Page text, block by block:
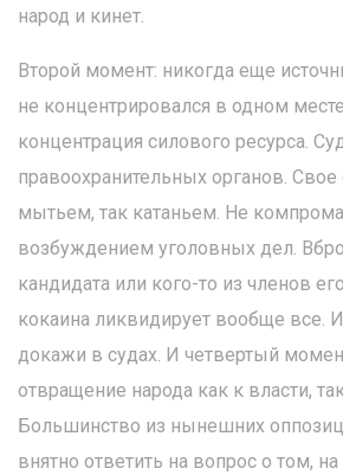
народ и кинет.
Второй момент: никогда еще
не концентрировался в одном
концентрация силового ресурса.
правоохранительных органов.
мытьем, так катаньем. Не
возбуждением уголовных дел.
кандидата или кого-то из членов
кокаина ликвидирует вообще все.
докажи в судах. И четвертый
отвращение народа как к власти,
Большинство из нынешних
внятно ответить на вопрос о том,